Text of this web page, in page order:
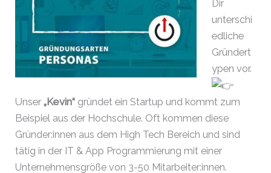
Dir
unterschi
edliche
Gründert
ypen vor.
Unser„Kevin“ gründet ein Startup und kommt zum
Beispiel aus der Hochschule. Oft kommen diese
Gründer:innen aus dem High Tech Bereich und sind
tätig in der IT & App Programmierung mit einer
Unternehmensgröße von 3-50 Mitarbeiter:innen.